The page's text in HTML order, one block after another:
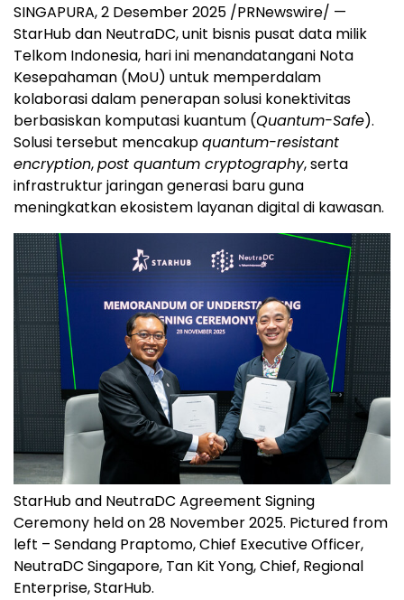
SINGAPURA, 2 Desember 2025 /PRNewswire/ —
StarHub dan NeutraDC, unit bisnis pusat data milik
Telkom Indonesia, hari ini menandatangani Nota
Kesepahaman (MoU) untuk memperdalam
kolaborasi dalam penerapan solusi konektivitas
berbasiskan komputasi kuantum (Quantum-Safe).
Solusi tersebut mencakupquantum-resistant
encryption,post quantum cryptography, serta
infrastruktur jaringan generasi baru guna
meningkatkan ekosistem layanan digital di kawasan.
StarHub and NeutraDC Agreement Signing
Ceremony held on 28 November 2025. Pictured from
left – Sendang Praptomo, Chief Executive Officer,
NeutraDC Singapore, Tan Kit Yong, Chief, Regional
Enterprise, StarHub.